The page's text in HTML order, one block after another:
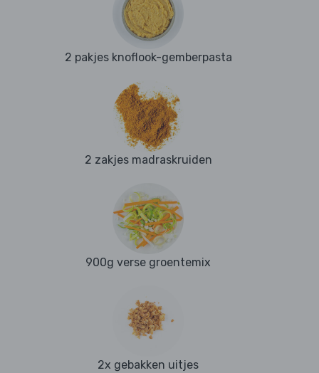
2 pakjes knoflook-gemberpasta
2 zakjes madraskruiden
900g verse groentemix
2x gebakken uitjes